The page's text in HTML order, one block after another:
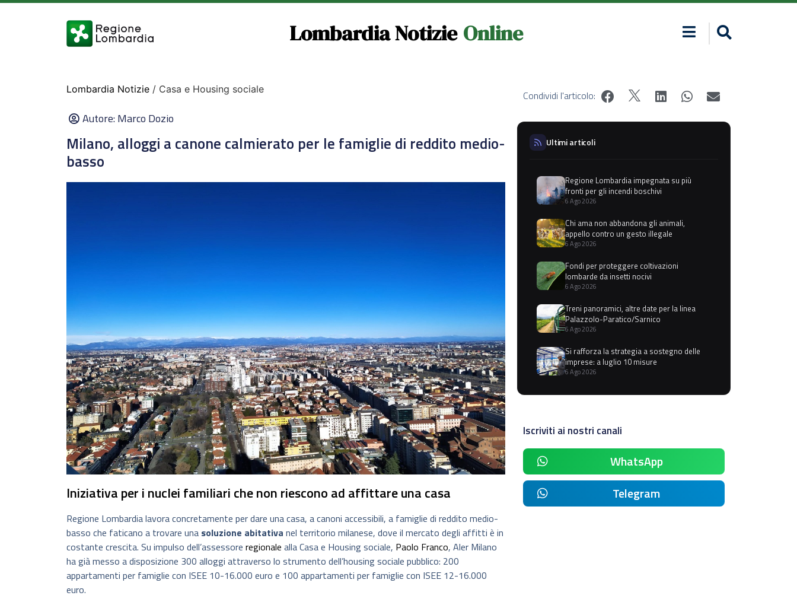
Lombardia Notizie Online
Lombardia Notizie / Casa e Housing sociale
Autore:Marco Dozio
Milano, alloggi a canone calmierato per le famiglie di reddito medio-
basso
Iniziativa per i nuclei familiari che non riescono ad affittare una casa
Regione Lombardia lavora concretamente per dare una casa, a canoni accessibili, a famiglie di reddito medio-
basso che faticano a trovare una soluzione abitativa nel territorio milanese, dove il mercato degli affitti è in
costante crescita. Su impulso dell’assessore regionale alla Casa e Housing sociale, Paolo Franco, Aler Milano
ha già messo a disposizione 300 alloggi attraverso lo strumento dell’housing sociale pubblico: 200
appartamenti per famiglie con ISEE 10-16.000 euro e 100 appartamenti per famiglie con ISEE 12-16.000
euro.
Condividi l'articolo:
Ultimi articoli
Regione Lombardia impegnata su più
fronti per gli incendi boschivi
6 Ago 2026
Chi ama non abbandona gli animali,
appello contro un gesto illegale
6 Ago 2026
Fondi per proteggere coltivazioni
lombarde da insetti nocivi
6 Ago 2026
Treni panoramici, altre date per la linea
Palazzolo-Paratico/Sarnico
6 Ago 2026
Si rafforza la strategia a sostegno delle
imprese: a luglio 10 misure
6 Ago 2026
Iscriviti ai nostri canali
WhatsApp
Telegram